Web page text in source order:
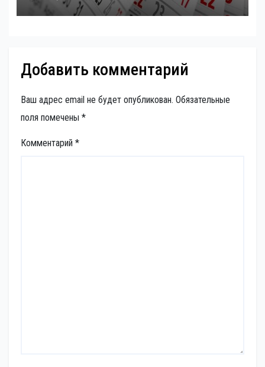
Добавить комментарий
Ваш адрес email не будет опубликован. Обязательные
поля помечены *
Комментарий *